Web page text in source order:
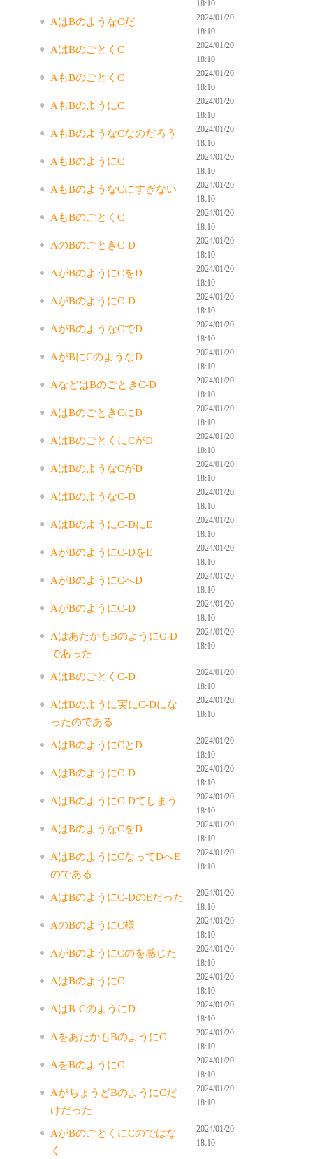
18:10
AはBのようなCだ
2024/01/20
18:10
AはBのごとくC
2024/01/20
18:10
AもBのごとくC
2024/01/20
18:10
AもBのようにC
2024/01/20
18:10
AもBのようなCなのだろう
2024/01/20
18:10
AもBのようにC
2024/01/20
18:10
AもBのようなCにすぎない
2024/01/20
18:10
AもBのごとくC
2024/01/20
18:10
AのBのごときC-D
2024/01/20
18:10
AがBのようにCをD
2024/01/20
18:10
AがBのようにC-D
2024/01/20
18:10
AがBのようなCでD
2024/01/20
18:10
AがBにCのようなD
2024/01/20
18:10
AなどはBのごときC-D
2024/01/20
18:10
AはBのごときCにD
2024/01/20
18:10
AはBのごとくにCがD
2024/01/20
18:10
AはBのようなCがD
2024/01/20
18:10
AはBのようなC-D
2024/01/20
18:10
AはBのようにC-DにE
2024/01/20
18:10
AがBのようにC-DをE
2024/01/20
18:10
AがBのようにCへD
2024/01/20
18:10
AがBのようにC-D
2024/01/20
18:10
AはあたかもBのようにC-D
であった
2024/01/20
18:10
AはBのごとくC-D
2024/01/20
18:10
AはBのように実にC-Dにな
ったのである
2024/01/20
18:10
AはBのようにCとD
2024/01/20
18:10
AはBのようにC-D
2024/01/20
18:10
AはBのようにC-Dてしまう
2024/01/20
18:10
AはBのようなCをD
2024/01/20
18:10
AはBのようにCなってDへE
のである
2024/01/20
18:10
AはBのようにC-DのEだった
2024/01/20
18:10
AのBのようにC様
2024/01/20
18:10
AがBのようにCのを感じた
2024/01/20
18:10
AはBのようにC
2024/01/20
18:10
AはB-CのようにD
2024/01/20
18:10
AをあたかもBのようにC
2024/01/20
18:10
AをBのようにC
2024/01/20
18:10
AがちょうどBのようにCだ
けだった
2024/01/20
18:10
AがBのごとくにCのではな
く
2024/01/20
18:10